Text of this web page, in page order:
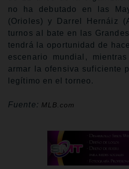
no ha debutado en las
(Orioles) y Darrel Hernáiz
turnos al bate en las
tendrá la oportunidad de
escenario mundial,
armar la ofensiva suficiente
legítimo en el torneo.
Fuente: MLB.com